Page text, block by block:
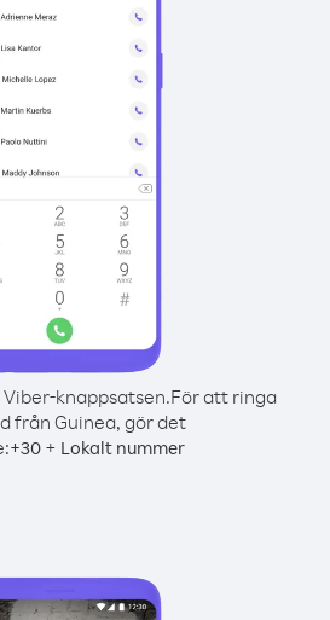
knappsatsen.För att ringa
från Guinea, gör det
+30+ Lokalt nummer